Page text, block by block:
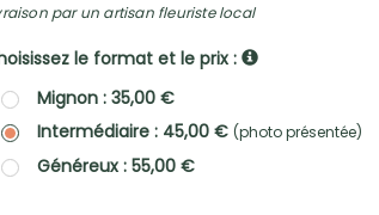
par un artisan fleuriste local
le format et le prix :
Mignon : 35,00 €
Intermédiaire : 45,00 € (photo présentée)
Généreux : 55,00 €